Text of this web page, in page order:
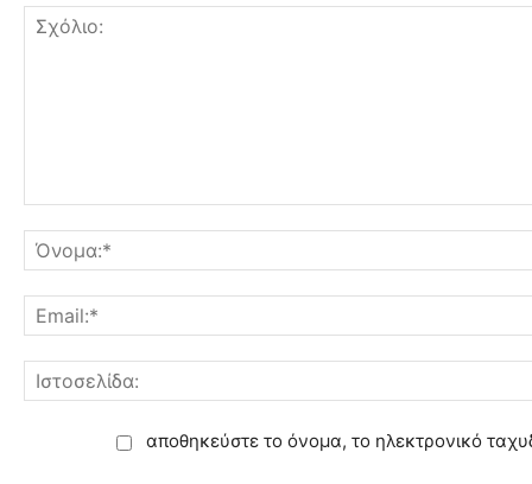
αποθηκεύστε το όνομα, το ηλεκτρονικό